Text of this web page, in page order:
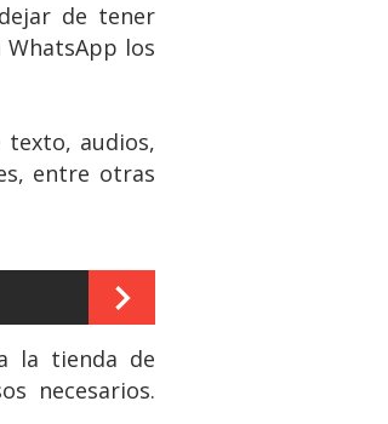
de tener
los
texto, audios,
entre otras
la tienda de
necesarios.